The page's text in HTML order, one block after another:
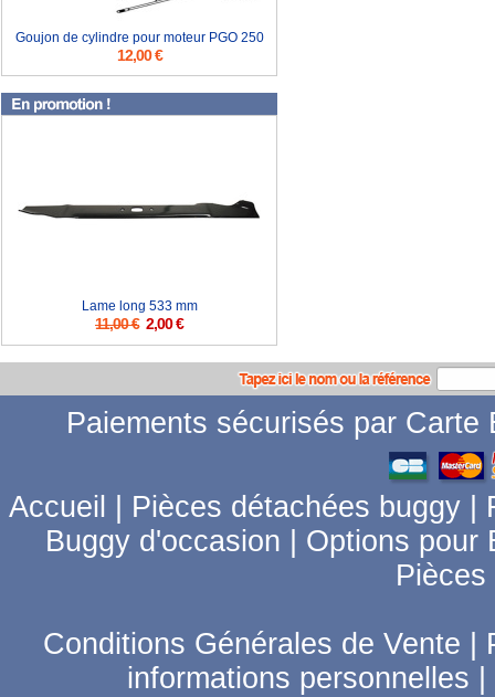
Goujon de cylindre pour moteur PGO 250
12,00 €
Lame long 533 mm
11,00 € 2,00 €
Paiements sécurisés par
Accueil Pièces détachées buggy
Buggy d'occasion
Options pour
Pièces
Conditions Générales de Vente
informations personnelles